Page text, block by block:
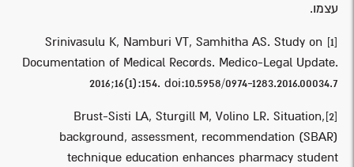
עצמו.
[1]
Srinivasulu K, Namburi VT, Samhitha AS. Study on
Documentation of Medical Records. Medico-Legal Update.
2016;16(1):154. doi:10.5958/0974-1283.2016.00034.7
[2]
Brust-Sisti LA, Sturgill M, Volino LR. Situation,
background, assessment, recommendation (SBAR)
technique education enhances pharmacy student